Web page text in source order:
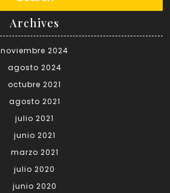
Archives
noviembre 2024
agosto 2024
octubre 2021
agosto 2021
julio 2021
junio 2021
marzo 2021
julio 2020
junio 2020